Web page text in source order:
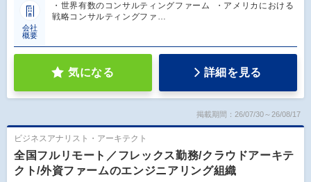
会社
概要
・世界有数のコンサルティングファーム ・アメリカにおける
戦略コンサルティングファ…
気になる 詳細を見る
掲載期間：26/07/30～26/08/17
ビジネスアナリスト・アーキテクト
全国フルリモート／フレックス勤務/クラウドアーキテ
クト/外資ファームのエンジニアリング組織